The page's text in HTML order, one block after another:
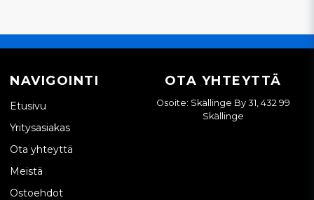
NAVIGOINTI
Etusivu
Yritysasiakas
Ota yhteyttä
Meistä
Ostoehdot
OTA YHTEYTTÄ
Osoite: Skällinge By 31, 432 99
Skällinge